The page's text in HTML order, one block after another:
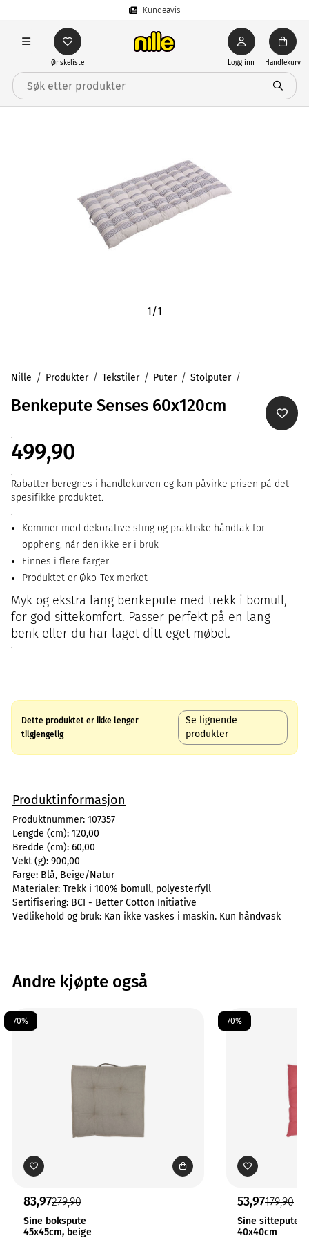
Kundeavis
Ønskeliste Logg inn Handlekurv
1/1
Nille Produkter Tekstiler Puter Stolputer
Benkepute Senses 60x120cm
499,90
Rabatter beregnes i handlekurven og kan påvirke prisen på det
spesifikke produktet.
Kommer med dekorative sting og praktiske håndtak for
oppheng, når den ikke er i bruk
Finnes i flere farger
Produktet er Øko-Tex merket
Myk og ekstra lang benkepute med trekk i bomull,
for god sittekomfort. Passer perfekt på en lang
benk eller du har laget ditt eget møbel.
Dette produktet er ikke lenger
tilgjengelig
Se lignende
produkter
Produktinformasjon
Produktnummer: 107357
Lengde (cm): 120,00
Bredde (cm): 60,00
Vekt (g): 900,00
Farge: Blå, Beige/Natur
Materialer: Trekk i 100% bomull, polyesterfyll
Sertifisering: BCI - Better Cotton Initiative
Vedlikehold og bruk: Kan ikke vaskes i maskin. Kun håndvask
Andre kjøpte også
70%
83,97279,90
Sine bokspute
45x45cm, beige
70%
53,97179,90
Sine sittepute
40x40cm